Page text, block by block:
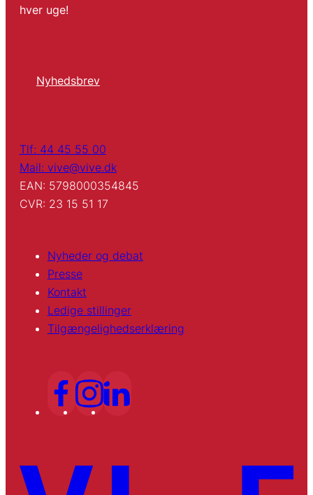
hver uge!
Nyhedsbrev
Tlf: 44 45 55 00
Mail: vive@vive.dk
EAN: 5798000354845
CVR: 23 15 51 17
Nyheder og debat
Presse
Kontakt
Ledige stillinger
Tilgængelighedserklæring